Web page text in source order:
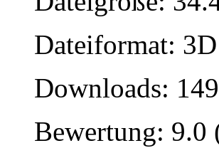
Dateiformat:
Downloads: 149
Bewertung: 9.0